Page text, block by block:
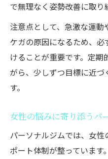
で無理なく姿勢改善に取り
注意点として、急激な運
ケガの原因になるため、
けることが重要です。定
がら、少しずつ目標に近
す。
女性の悩みに寄り添うパ
パーソナルジムでは、女
ポート体制が整っています